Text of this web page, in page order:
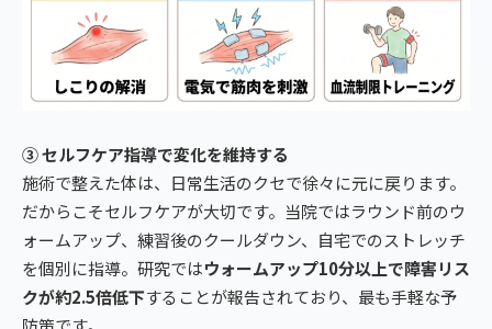
③ セルフケア指導で変化を維持する
施術で整えた体は、日常生活のクセで徐々に元に戻ります。
だからこそセルフケアが大切です。当院ではラウンド前のウ
ォームアップ、練習後のクールダウン、自宅でのストレッチ
を個別に指導。研究ではウォームアップ10分以上で障害リス
クが約2.5倍低下することが報告されており、最も手軽な予